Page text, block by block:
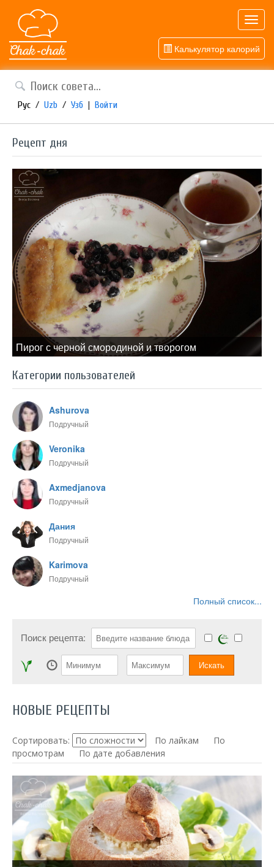
Калькулятор калорий
Рус / Uzb / Узб | Войти
Рецепт дня
Пирог с черной смородиной и творогом
Категории пользователей
Ashurova
Подручный
Veronika
Подручный
Axmedjanova
Подручный
Дания
Подручный
Karimova
Подручный
Полный список...
Поиск рецепта:
НОВЫЕ РЕЦЕПТЫ
Сортировать: По лайкам
По
просмотрам
По дате добавления